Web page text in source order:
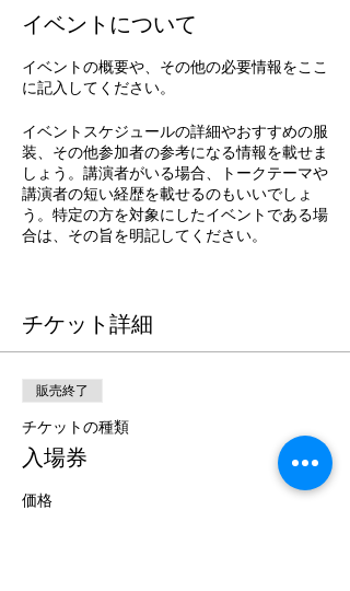
イベントについて
イベントの概要や、その他の必要情報をここ
に記入してください。
イベントスケジュールの詳細やおすすめの服
装、その他参加者の参考になる情報を載せま
しょう。講演者がいる場合、トークテーマや
講演者の短い経歴を載せるのもいいでしょ
う。特定の方を対象にしたイベントである場
合は、その旨を明記してください。
加意欲を高めましょう。
チケット詳細
販売終了
チケットの種類
入場券
価格